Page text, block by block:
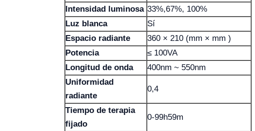
Intensidad luminosa 33%,67%, 100%
Luz blanca
Sí
Espacio radiante
360 × 210 (mm × mm )
Potencia
≤ 100VA
Longitud de onda
400nm ~ 550nm
Uniformidad
radiante
0,4
Tiempo de terapia
fijado
0-99h59m